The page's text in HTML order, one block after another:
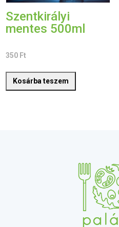
Szentkirályi
mentes 500ml
350 Ft
Kosárba teszem